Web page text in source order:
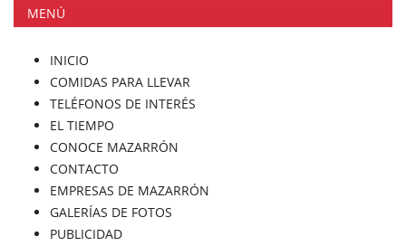
MENÚ
INICIO
COMIDAS PARA LLEVAR
TELÉFONOS DE INTERÉS
EL TIEMPO
CONOCE MAZARRÓN
CONTACTO
EMPRESAS DE MAZARRÓN
GALERÍAS DE FOTOS
PUBLICIDAD